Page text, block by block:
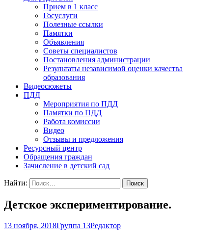
Прием в 1 класс
Госуслуги
Полезные ссылки
Памятки
Объявления
Советы специалистов
Постановления администрации
Результаты независимой оценки качества
образования
Видеосюжеты
ПДД
Мероприятия по ПДД
Памятки по ПДД
Работа комиссии
Видео
Отзывы и предложения
Ресурсный центр
Обращения граждан
Зачисление в детский сад
Найти:
Детское экспериментирование.
13 ноября, 2018Группа 13Редактор